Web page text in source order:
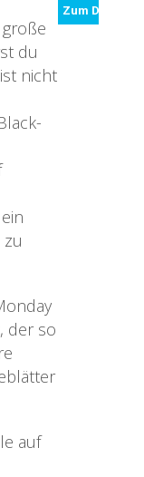
du
nicht
der so
auf
Zum Deal